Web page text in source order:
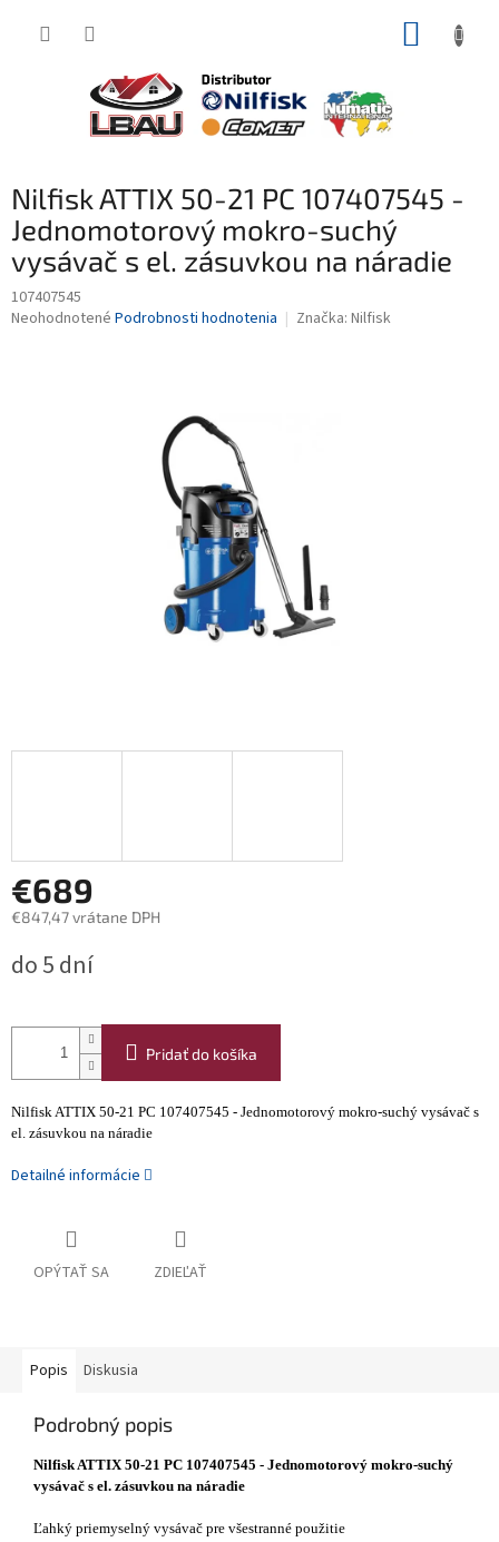
Nilfisk ATTIX 50-21 PC 107407545 -
Jednomotorový mokro-suchý
vysávač s el. zásuvkou na náradie
107407545
Priemerné
Neohodnotené Podrobnosti hodnotenia Značka: Nilfisk
€689
€847,47 vrátane DPH
cena:
do 5 dní
Pridať do košíka
Nilfisk ATTIX 50-21 PC 107407545 - Jednomotorový mokro-suchý vysávač s
el. zásuvkou na náradie
Detailné informácie
OPÝTAŤ SA ZDIEĽAŤ
Popis Diskusia
Podrobný popis
Nilfisk ATTIX 50-21 PC 107407545 - Jednomotorový mokro-suchý
vysávač s el. zásuvkou na náradie
Ľahký priemyselný vysávač pre všestranné použitie